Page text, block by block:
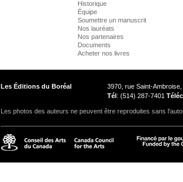
Historique
Équipe
Soumettre un manuscrit
Nos lauréats
Nos partenaires
Documents
Acheter nos livres
Les Éditions du Boréal
3970, rue Saint-
Tél: (514) 287-7401 Téléc
Les photos des auteurs ne peuvent être reproduites sans